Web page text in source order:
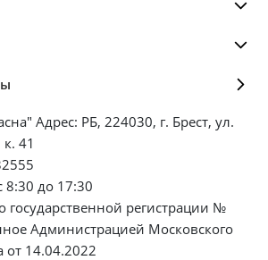
Адрес: РБ, 224030, г. Брест, ул.
41
8:30 до 17:30
государственной регистрации №
Администрацией Московского
от 14.04.2022